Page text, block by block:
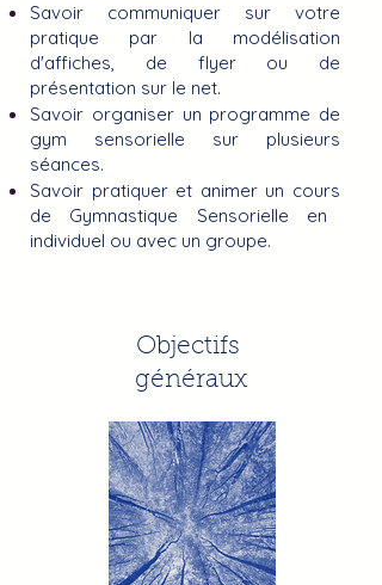
Savoir communiquer sur votre
pratique par la modélisation
d'affiches, de flyer ou de
présentation sur le net.
Savoir organiser un programme de
gym sensorielle sur plusieurs
séances.
Savoir pratiquer et animer un cours
de Gymnastique Sensorielle en
individuel ou avec un groupe.
Objectifs
généraux